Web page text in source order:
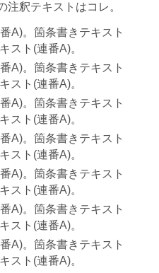
注釈テキストはコレ。
A)。箇条書きテキスト
スト(連番A)。
A)。箇条書きテキスト
スト(連番A)。
A)。箇条書きテキスト
スト(連番A)。
A)。箇条書きテキスト
スト(連番A)。
A)。箇条書きテキスト
スト(連番A)。
A)。箇条書きテキスト
スト(連番A)。
A)。箇条書きテキスト
スト(連番A)。